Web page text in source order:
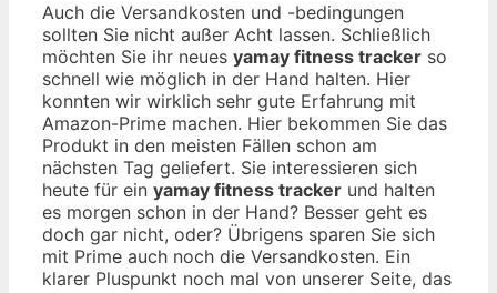
Auch die Versandkosten und -bedingungen
sollten Sie nicht außer Acht lassen. Schließlich
möchten Sie ihr neues yamay fitness tracker so
schnell wie möglich in der Hand halten. Hier
konnten wir wirklich sehr gute Erfahrung mit
Amazon-Prime machen. Hier bekommen Sie das
Produkt in den meisten Fällen schon am
nächsten Tag geliefert. Sie interessieren sich
heute für ein yamay fitness tracker und halten
es morgen schon in der Hand? Besser geht es
doch gar nicht, oder? Übrigens sparen Sie sich
mit Prime auch noch die Versandkosten. Ein
klarer Pluspunkt noch mal von unserer Seite, das